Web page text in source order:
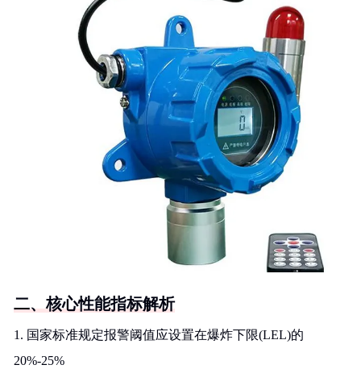
二、核心性能指标解析
1. 国家标准规定报警阈值应设置在爆炸下限(LEL)的
20%-25%